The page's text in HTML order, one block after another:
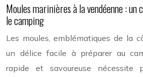
Moules marinières à la vendéenne :
le camping
Les moules, emblématiques de la
un délice facile à préparer au
rapide et savoureuse